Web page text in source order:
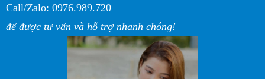
Call/Zalo: 0976.989.720
để được tư vấn và hỗ trợ nhanh chóng!